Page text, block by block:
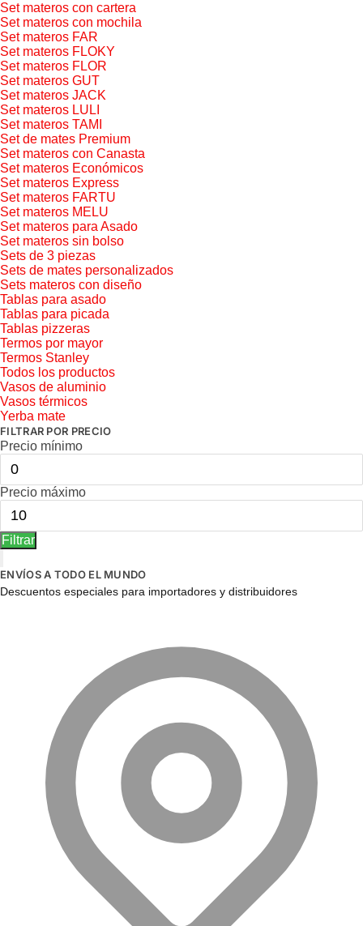
Set materos con cartera
Set materos con mochila
Set materos FAR
Set materos FLOKY
Set materos FLOR
Set materos GUT
Set materos JACK
Set materos LULI
Set materos TAMI
Set de mates Premium
Set materos con Canasta
Set materos Económicos
Set materos Express
Set materos FARTU
Set materos MELU
Set materos para Asado
Set materos sin bolso
Sets de 3 piezas
Sets de mates personalizados
Sets materos con diseño
Tablas para asado
Tablas para picada
Tablas pizzeras
Termos por mayor
Termos Stanley
Todos los productos
Vasos de aluminio
Vasos térmicos
Yerba mate
FILTRAR POR PRECIO
Precio mínimo
Precio máximo
Filtrar
ENVÍOS A TODO EL MUNDO
Descuentos especiales para importadores y distribuidores